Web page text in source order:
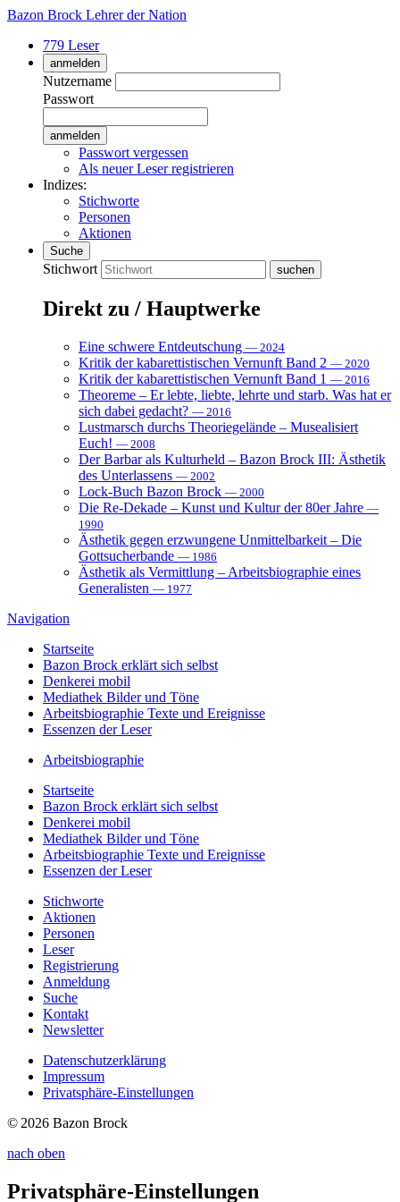
Bazon Brock Lehrer der Nation
779 Leser
anmelden
Nutzername
Passwort
Passwort vergessen
Als neuer Leser registrieren
Indizes:
Stichworte
Personen
Aktionen
Suche
Stichwort
Direkt zu / Hauptwerke
Eine schwere Entdeutschung — 2024
Kritik der kabarettistischen Vernunft Band 2 — 2020
Kritik der kabarettistischen Vernunft Band 1 — 2016
Theoreme – Er lebte, liebte, lehrte und starb. Was hat er
sich dabei gedacht? — 2016
Lustmarsch durchs Theoriegelände – Musealisiert
Euch! — 2008
Der Barbar als Kulturheld – Bazon Brock III: Ästhetik
des Unterlassens — 2002
Lock-Buch Bazon Brock — 2000
Die Re-Dekade – Kunst und Kultur der 80er Jahre —
1990
Ästhetik gegen erzwungene Unmittelbarkeit – Die
Gottsucherbande — 1986
Ästhetik als Vermittlung – Arbeitsbiographie eines
Generalisten — 1977
Navigation
Startseite
Bazon Brock erklärt sich selbst
Denkerei mobil
Mediathek Bilder und Töne
Arbeitsbiographie Texte und Ereignisse
Essenzen der Leser
Arbeitsbiographie
Startseite
Bazon Brock erklärt sich selbst
Denkerei mobil
Mediathek Bilder und Töne
Arbeitsbiographie Texte und Ereignisse
Essenzen der Leser
Stichworte
Aktionen
Personen
Leser
Registrierung
Anmeldung
Suche
Kontakt
Newsletter
Datenschutzerklärung
Impressum
Privatsphäre-Einstellungen
© 2026 Bazon Brock
nach oben
Privatsphäre-Einstellungen